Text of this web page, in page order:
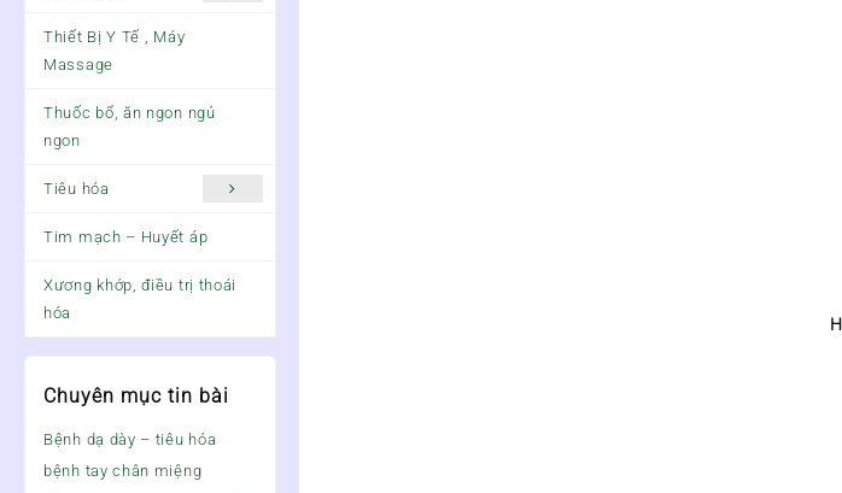
Thiết Bị Y Tế , Máy
Massage
Thuốc bổ, ăn ngon ngủ
ngon
Tiêu hóa
Tim mạch – Huyết áp
Xương khớp, điều trị thoái
hóa
Chuyên mục tin bài
Bệnh dạ dày – tiêu hóa
bệnh tay chân miệng